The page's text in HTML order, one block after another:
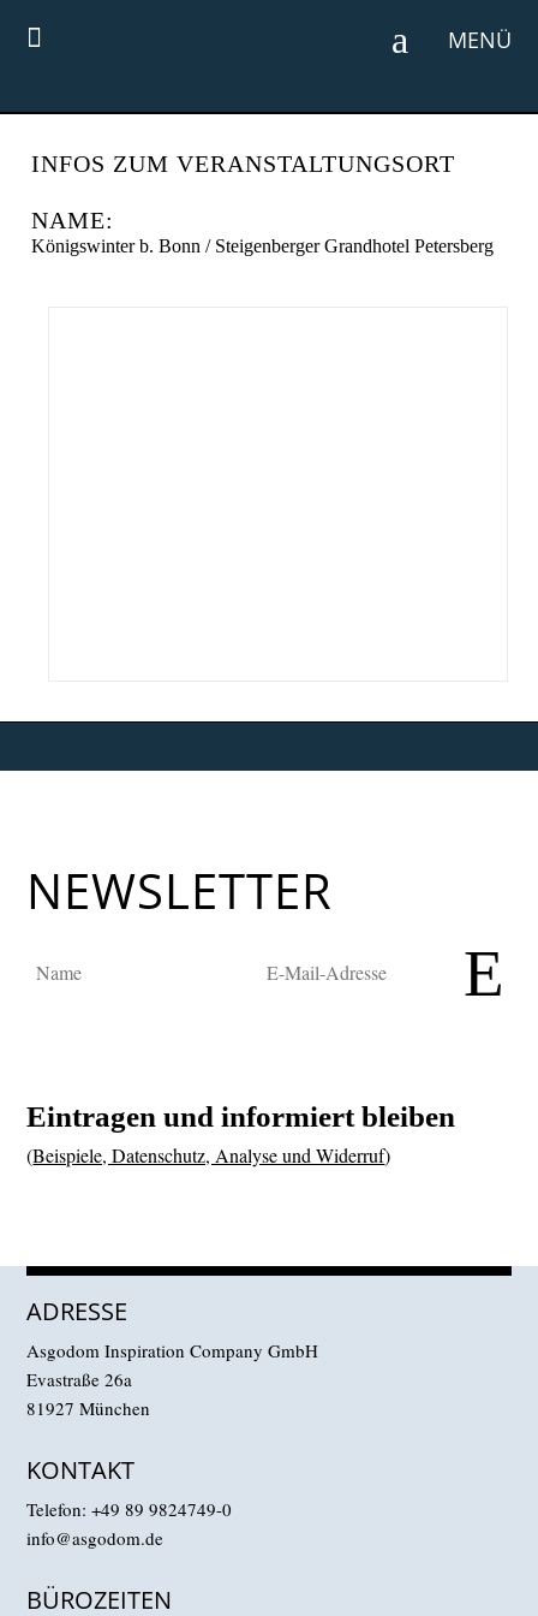
 MENÜ
INFOS ZUM VERANSTALTUNGSORT
NAME:
Königswinter b. Bonn / Steigenberger Grandhotel Petersberg
NEWSLETTER
E
Eintragen und informiert bleiben
(Beispiele, Datenschutz, Analyse und Widerruf)
ADRESSE
Asgodom Inspiration Company GmbH
Evastraße 26a
81927 München
KONTAKT
Telefon:+49 89 9824749-0
info@asgodom.de
BÜROZEITEN